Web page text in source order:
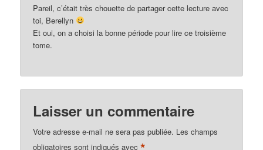
Pareil, c’était très chouette de partager cette lecture avec
toi, Berellyn
Et oui, on a choisi la bonne période pour lire ce troisième
tome.
Laisser un commentaire
Votre adresse e-mail ne sera pas publiée. Les champs
obligatoires sont indiqués avec